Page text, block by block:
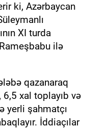
ki, Azərbaycan
XI turda
ilə
qazanaraq
6,5 xal toplayıb və
yerli şahmatçı
İddiaçılar